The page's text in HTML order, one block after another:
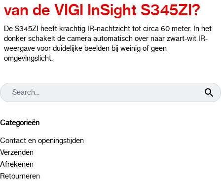
van de VIGI InSight S345ZI?
De S345ZI heeft krachtig IR-nachtzicht tot circa 60 meter. In het
donker schakelt de camera automatisch over naar zwart-wit IR-
weergave voor duidelijke beelden bij weinig of geen
omgevingslicht.
Categorieën
Contact en openingstijden
Verzenden
Afrekenen
Retourneren